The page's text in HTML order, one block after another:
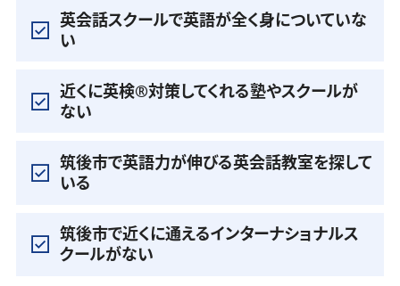
英会話スクールで英語が全く身についていな
い
近くに英検®️対策してくれる塾やスクールが
ない
筑後市で英語力が伸びる英会話教室を探して
いる
筑後市で近くに通えるインターナショナルス
クールがない